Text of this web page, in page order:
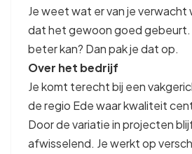
Je weet wat er van je
dat het gewoon goed gebeurt.
beter kan? Dan pak je dat op.
Over het bedrijf
Je komt terecht bij een
de regio Ede waar kwaliteit
Door de variatie in projecten
afwisselend. Je werkt op